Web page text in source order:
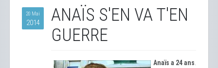
20 Mai
2014
ANAÏS S'EN VA T'EN
GUERRE
Anaïs a 24 ans